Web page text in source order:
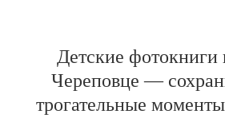
Детские фотокниги
Череповце —
трогательные